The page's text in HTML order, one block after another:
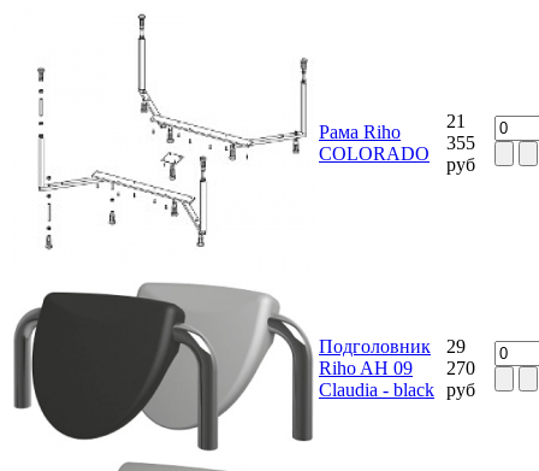
Рама Riho
COLORADO
21
355
руб
Подголовник
Riho AH 09
Claudia - black
29
270
руб